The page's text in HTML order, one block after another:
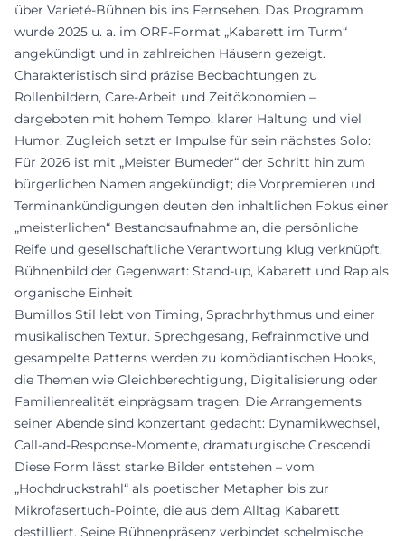
über Varieté-Bühnen bis ins Fernsehen. Das Programm
wurde 2025 u. a. im ORF-Format „Kabarett im Turm“
angekündigt und in zahlreichen Häusern gezeigt.
Charakteristisch sind präzise Beobachtungen zu
Rollenbildern, Care-Arbeit und Zeitökonomien –
dargeboten mit hohem Tempo, klarer Haltung und viel
Humor. Zugleich setzt er Impulse für sein nächstes Solo:
Für 2026 ist mit „Meister Bumeder“ der Schritt hin zum
bürgerlichen Namen angekündigt; die Vorpremieren und
Terminankündigungen deuten den inhaltlichen Fokus einer
„meisterlichen“ Bestandsaufnahme an, die persönliche
Reife und gesellschaftliche Verantwortung klug verknüpft.
Bühnenbild der Gegenwart: Stand-up, Kabarett und Rap als
organische Einheit
Bumillos Stil lebt von Timing, Sprachrhythmus und einer
musikalischen Textur. Sprechgesang, Refrainmotive und
gesampelte Patterns werden zu komödiantischen Hooks,
die Themen wie Gleichberechtigung, Digitalisierung oder
Familienrealität einprägsam tragen. Die Arrangements
seiner Abende sind konzertant gedacht: Dynamikwechsel,
Call-and-Response-Momente, dramaturgische Crescendi.
Diese Form lässt starke Bilder entstehen – vom
„Hochdruckstrahl“ als poetischer Metapher bis zur
Mikrofasertuch-Pointe, die aus dem Alltag Kabarett
destilliert. Seine Bühnenpräsenz verbindet schelmische